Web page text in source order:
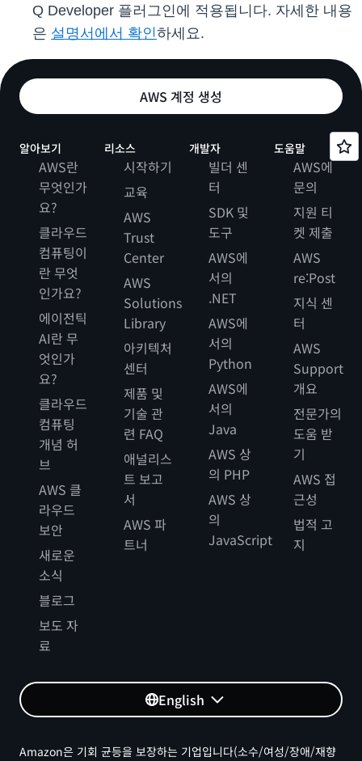
Q Developer 플러그인에 적용됩니다. 자세한 내용
은 설명서에서 확인하세요.
AWS 계정 생성
알아보기
AWS란
무엇인가
요?
클라우드
컴퓨팅이
란 무엇
인가요?
에이전틱
AI란 무
엇인가
요?
클라우드
컴퓨팅
개념 허
브
AWS 클
라우드
보안
새로운
소식
블로그
보도 자
료
리소스
시작하기
교육
AWS
Trust
Center
AWS
Solutions
Library
아키텍처
센터
제품 및
기술 관
련 FAQ
애널리스
트 보고
서
AWS 파
트너
개발자
빌더 센
터
SDK 및
도구
AWS에
서의
.NET
AWS에
서의
Python
AWS에
서의
Java
AWS 상
의 PHP
AWS 상
의
JavaScript
도움말
AWS에
문의
지원 티
켓 제출
AWS
re:Post
지식 센
터
AWS
Support
개요
전문가의
도움 받
기
AWS 접
근성
법적 고
지
English
Amazon은 기회 균등을 보장하는 기업입니다(소수/여성/장애/재향